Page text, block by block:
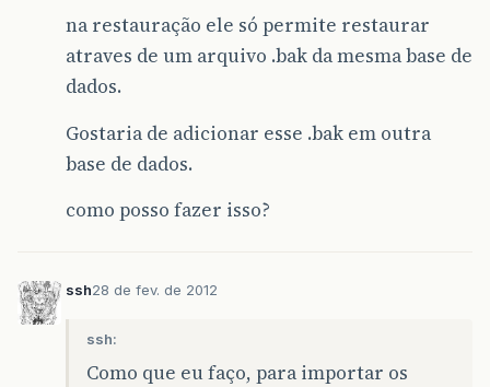
na restauração ele só permite restaurar
atraves de um arquivo .bak da mesma base de
dados.
Gostaria de adicionar esse .bak em outra
base de dados.
como posso fazer isso?
ssh28 de fev. de 2012
ssh:
Como que eu faço, para importar os